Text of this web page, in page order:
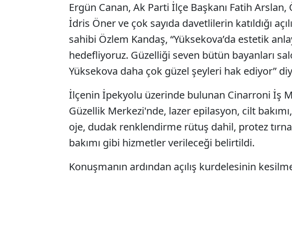
Ergün Canan, Ak Parti İlçe Başkanı Fatih
İdris Öner ve çok sayıda davetlilerin katıldığı
sahibi Özlem Kandaş, “Yüksekova’da estetik
hedefliyoruz. Güzelliği seven bütün bayanları
Yüksekova daha çok güzel şeyleri hak ediyor”
İlçenin İpekyolu üzerinde bulunan Cinarroni İş
Güzellik Merkezi'nde, lazer epilasyon, cilt
oje, dudak renklendirme rütuş dahil, protez
bakımı gibi hizmetler verileceği belirtildi.
Konuşmanın ardından açılış kurdelesinin